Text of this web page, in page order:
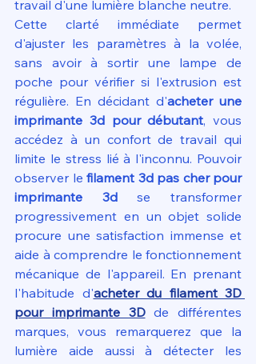
travail d'une lumière blanche neutre.
Cette clarté immédiate permet
d'ajuster les paramètres à la volée,
sans avoir à sortir une lampe de
poche pour vérifier si l'extrusion est
régulière. En décidant d'acheter une
imprimante 3d pour débutant, vous
accédez à un confort de travail qui
limite le stress lié à l'inconnu. Pouvoir
observer le filament 3d pas cher pour
imprimante 3d se transformer
progressivement en un objet solide
procure une satisfaction immense et
aide à comprendre le fonctionnement
mécanique de l'appareil. En prenant
l'habitude d'acheter du filament 3D
pour imprimante 3D de différentes
marques, vous remarquerez que la
lumière aide aussi à détecter les